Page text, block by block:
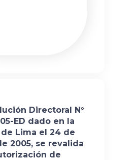
Directoral N°
ED dado en la
Lima el 24 de
2005, se revalida
de